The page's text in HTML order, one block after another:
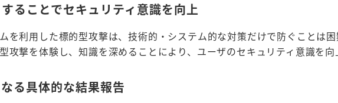
ることでセキュリティ意識を向上
を利用した標的型攻撃は、技術的・システム的な対策だけで防ぐことは困
攻撃を体験し、知識を深めることにより、ユーザのセキュリティ意識を向
る具体的な結果報告